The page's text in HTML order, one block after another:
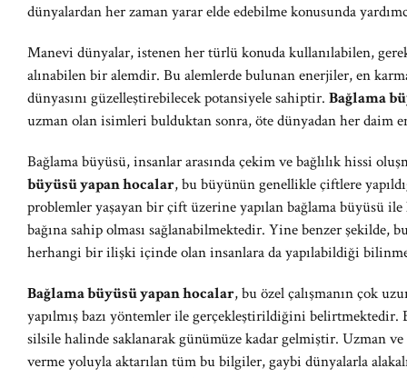
dünyalardan her zaman yarar elde edebilme konusunda
Manevi dünyalar, istenen her türlü konuda kullanılabilen,
alınabilen bir alemdir. Bu alemlerde bulunan enerjiler, en
dünyasını güzelleştirebilecek potansiyele sahiptir. Bağlama
uzman olan isimleri bulduktan sonra, öte dünyadan her daim
Bağlama büyüsü, insanlar arasında çekim ve bağlılık hissi
büyüsü yapan hocalar, bu büyünün genellikle çiftlere
problemler yaşayan bir çift üzerine yapılan bağlama büyüsü
bağına sahip olması sağlanabilmektedir. Yine benzer şekilde,
herhangi bir ilişki içinde olan insanlara da yapılabildiği
Bağlama büyüsü yapan hocalar, bu özel çalışmanın çok
yapılmış bazı yöntemler ile gerçekleştirildiğini
silsile halinde saklanarak günümüze kadar gelmiştir. Uzman
verme yoluyla aktarılan tüm bu bilgiler, gaybi dünyalarla